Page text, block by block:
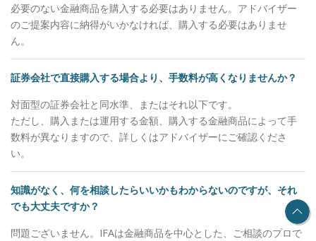
必要のない金融商品を購入する必要はありません。アドバイザー
のご提案内容に納得がいかなければ、購入する必要はありませ
ん。
証券会社で直接購入する場合より、手数料が高くなりませんか？
対面型の証券会社と同水準、またはそれ以下です。
ただし、購入または運用する金額、購入する金融商品によって手
数料が異なりますので、詳しくはアドバイザーにご確認くださ
い。
知識がなく、何を相談したらいいかもわからないのですが、それ
でも大丈夫ですか？
問題ございません。IFAは金融商品を中心とした、ご相談のプロで